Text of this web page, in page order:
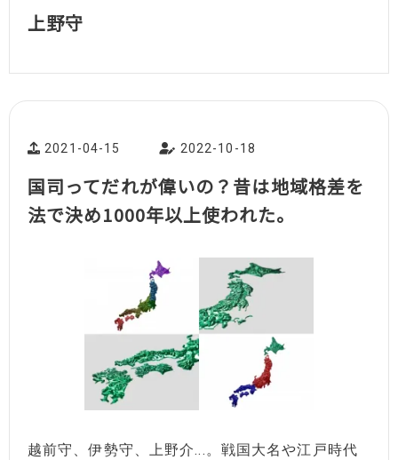
上野守
2021-04-15 2022-10-18
国司ってだれが偉いの？昔は地域格差を
法で決め1000年以上使われた。
越前守、伊勢守、上野介...。戦国大名や江戸時代